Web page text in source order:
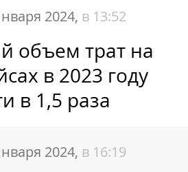
2024, в 13:52
объем трат на
в 2023 году
в 1,5 раза
2024, в 16:19